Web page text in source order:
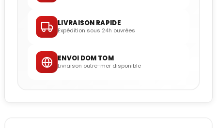
LIVRAISON RAPIDE
Expédition sous 24h ouvrées
ENVOI DOM TOM
Livraison outre-mer disponible